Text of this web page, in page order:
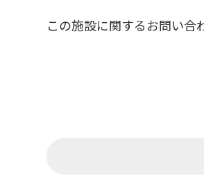
この施設に関するお問い合